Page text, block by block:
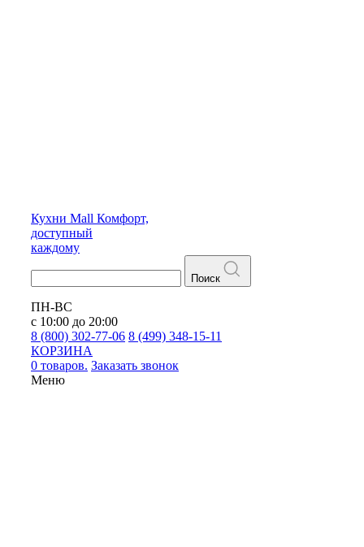
Кухни Mall Комфорт,
доступный
каждому
Поиск
ПН-ВС
с 10:00 до 20:00
8 (800) 302-77-06 8 (499) 348-15-11
КОРЗИНА
0 товаров. Заказать звонок
Меню